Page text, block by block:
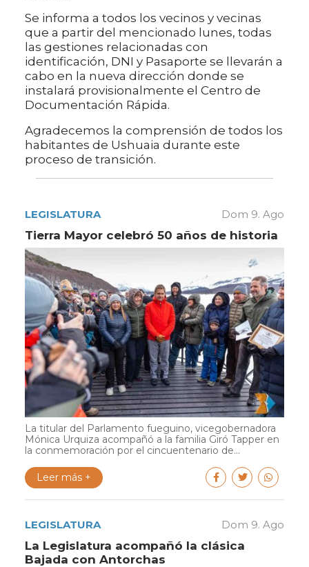
Se informa a todos los vecinos y vecinas
que a partir del mencionado lunes, todas
las gestiones relacionadas con
identificación, DNI y Pasaporte se llevarán a
cabo en la nueva dirección donde se
instalará provisionalmente el Centro de
Documentación Rápida.
Agradecemos la comprensión de todos los
habitantes de Ushuaia durante este
proceso de transición.
LEGISLATURA Dom 9. Ago
Tierra Mayor celebró 50 años de historia
La titular del Parlamento fueguino, vicegobernadora
Mónica Urquiza acompañó a la familia Giró Tapper en
la conmemoración por el cincuentenario de...
Leer más +
LEGISLATURA Dom 9. Ago
La Legislatura acompañó la clásica
Bajada con Antorchas